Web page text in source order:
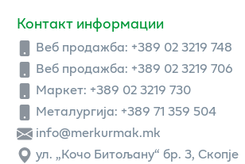
Контакт информации
Веб продажба: +389 02 3219 748
Веб продажба: +389 02 3219 706
Маркет: +389 02 3219 730
Металургија: +389 71 359 504
info@merkurmak.mk
ул. „Кочо Битољану“ бр. 3, Скопје